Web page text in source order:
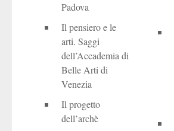
Padova
Il pensiero e le
arti. Saggi
dell’Accademia di
Belle Arti di
Venezia
Il progetto
dell’archè